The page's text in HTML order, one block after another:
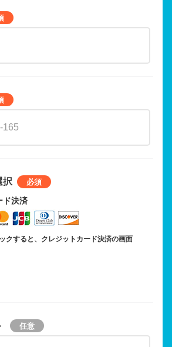
択
ド決済
クすると、クレジットカード決済の画面